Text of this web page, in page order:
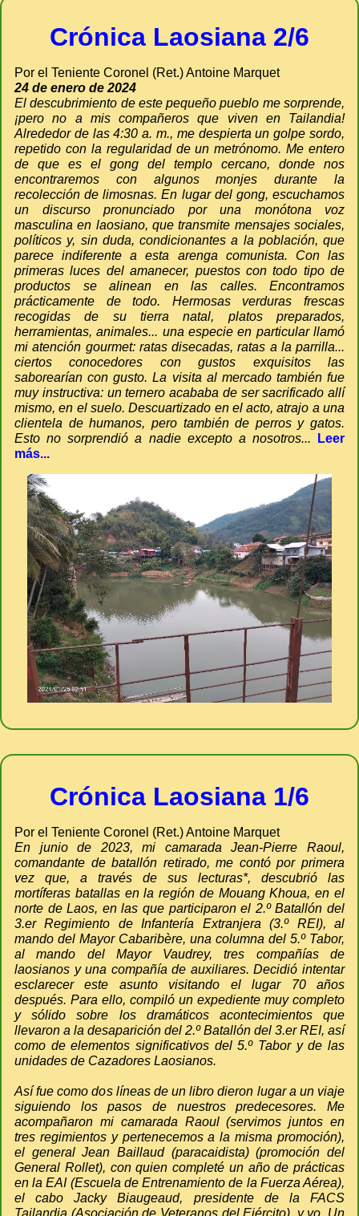
Crónica Laosiana 2/6
Por el Teniente Coronel (Ret.) Antoine Marquet
24 de enero de 2024
El descubrimiento de este pequeño pueblo me sorprende,
¡pero no a mis compañeros que viven en Tailandia!
Alrededor de las 4:30 a. m., me despierta un golpe sordo,
repetido con la regularidad de un metrónomo. Me entero
de que es el gong del templo cercano, donde nos
encontraremos con algunos monjes durante la
recolección de limosnas. En lugar del gong, escuchamos
un discurso pronunciado por una monótona voz
masculina en laosiano, que transmite mensajes sociales,
políticos y, sin duda, condicionantes a la población, que
parece indiferente a esta arenga comunista. Con las
primeras luces del amanecer, puestos con todo tipo de
productos se alinean en las calles. Encontramos
prácticamente de todo. Hermosas verduras frescas
recogidas de su tierra natal, platos preparados,
herramientas, animales... una especie en particular llamó
mi atención gourmet: ratas disecadas, ratas a la parrilla...
ciertos conocedores con gustos exquisitos las
saborearían con gusto. La visita al mercado también fue
muy instructiva: un ternero acababa de ser sacrificado allí
mismo, en el suelo. Descuartizado en el acto, atrajo a una
clientela de humanos, pero también de perros y gatos.
Esto no sorprendió a nadie excepto a nosotros...
Leer
más...
Crónica Laosiana 1/6
Por el Teniente Coronel (Ret.) Antoine Marquet
En junio de 2023, mi camarada Jean-Pierre Raoul,
comandante de batallón retirado, me contó por primera
vez que, a través de sus lecturas*, descubrió las
mortíferas batallas en la región de Mouang Khoua, en el
norte de Laos, en las que participaron el 2.º Batallón del
3.er Regimiento de Infantería Extranjera (3.º REI), al
mando del Mayor Cabaribère, una columna del 5.º Tabor,
al mando del Mayor Vaudrey, tres compañías de
laosianos y una compañía de auxiliares. Decidió intentar
esclarecer este asunto visitando el lugar 70 años
después. Para ello, compiló un expediente muy completo
y sólido sobre los dramáticos acontecimientos que
llevaron a la desaparición del 2.º Batallón del 3.er REI, así
como de elementos significativos del 5.º Tabor y de las
unidades de Cazadores Laosianos.
Así fue como dos líneas de un libro dieron lugar a un viaje
siguiendo los pasos de nuestros predecesores. Me
acompañaron mi camarada Raoul (servimos juntos en
tres regimientos y pertenecemos a la misma promoción),
el general Jean Baillaud (paracaidista) (promoción del
General Rollet), con quien completé un año de prácticas
en la EAI (Escuela de Entrenamiento de la Fuerza Aérea),
el cabo Jacky Biaugeaud, presidente de la FACS
Tailandia (Asociación de Veteranos del Ejército), y yo. Un